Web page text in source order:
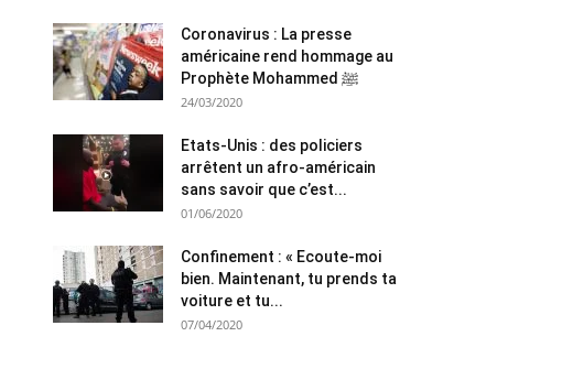
Coronavirus : La presse
américaine rend hommage au
Prophète Mohammed ﷺ
24/03/2020
Etats-Unis : des policiers
arrêtent un afro-américain
sans savoir que c’est...
01/06/2020
Confinement : « Ecoute-moi
bien. Maintenant, tu prends ta
voiture et tu...
07/04/2020